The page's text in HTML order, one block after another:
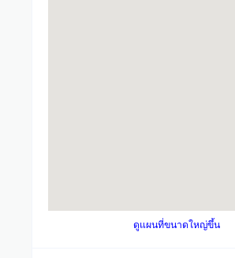
ดูแผนที่ขนาดใหญ่ขึ้น